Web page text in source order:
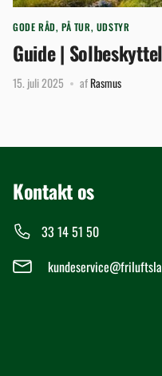
GODE RÅD,PÅ TUR, UDSTYR
Guide |
15. juli 2025 afRasmus
Kontakt os
33 14 51 50